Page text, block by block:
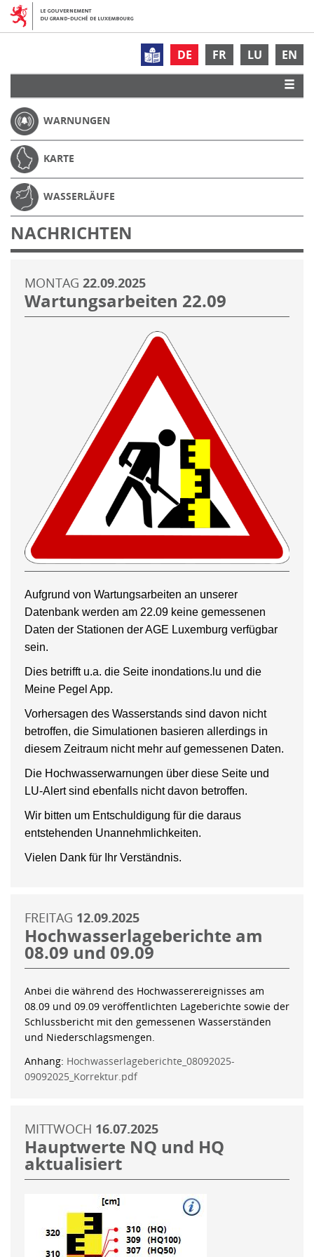
DE FR LU EN
WARNUNGEN
KARTE
WASSERLÄUFE
NACHRICHTEN
MONTAG 22.09.2025
Wartungsarbeiten 22.09
Aufgrund von Wartungsarbeiten an unserer
Datenbank werden am 22.09 keine gemessenen
Daten der Stationen der AGE Luxemburg verfügbar
sein.
Dies betrifft u.a. die Seite inondations.lu und die
Meine Pegel App.
Vorhersagen des Wasserstands sind davon nicht
betroffen, die Simulationen basieren allerdings in
diesem Zeitraum nicht mehr auf gemessenen Daten.
Die Hochwasserwarnungen über diese Seite und
LU-Alert sind ebenfalls nicht davon betroffen.
Wir bitten um Entschuldigung für die daraus
entstehenden Unannehmlichkeiten.
Vielen Dank für Ihr Verständnis.
FREITAG 12.09.2025
Hochwasserlageberichte am
08.09 und 09.09
Anbei die während des Hochwasserereignisses am
08.09 und 09.09 veröffentlichten Lageberichte sowie der
Schlussbericht mit den gemessenen Wasserständen
und Niederschlagsmengen.
Anhang: Hochwasserlageberichte_08092025-
09092025_Korrektur.pdf
MITTWOCH 16.07.2025
Hauptwerte NQ und HQ
aktualisiert